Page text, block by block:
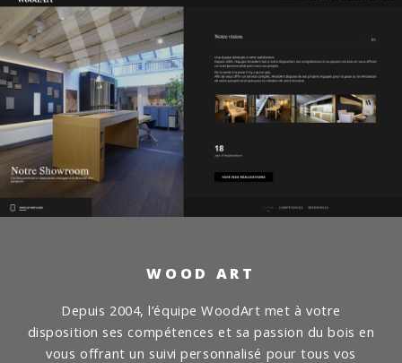
WOOD ART
Depuis 2004, l’équipe WoodArt met à votre
disposition ses compétences et sa passion du bois en
vous offrant un suivi personnalisé pour tous vos